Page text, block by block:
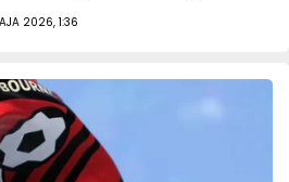
2026, 1:36